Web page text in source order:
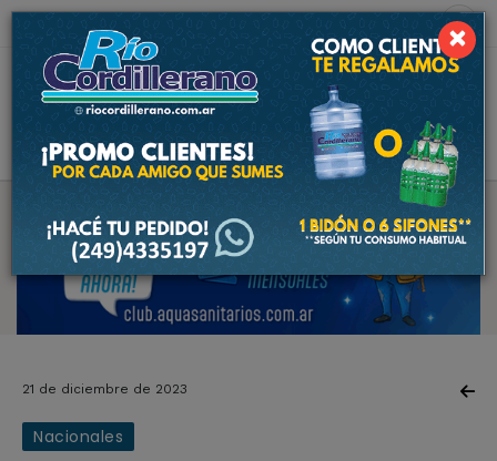
9.8 ºC 6 de agosto de 2026
21 de diciembre de 2023
Nacionales
×